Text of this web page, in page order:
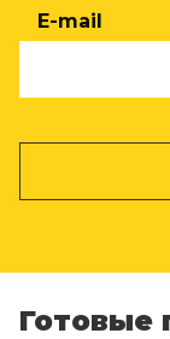
E-mail
Готовые